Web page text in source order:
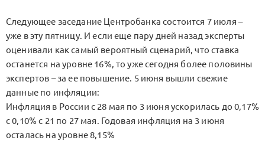
Следующее заседание Центробанка состоится 7 июля –
уже в эту пятницу. И если еще пару дней назад эксперты
оценивали как самый вероятный сценарий, что ставка
останется на уровне 16%, то уже сегодня более половины
экспертов – за ее повышение. 5 июня вышли свежие
данные по инфляции:
Инфляция в России с 28 мая по 3 июня ускорилась до 0,17%
с 0,10% с 21 по 27 мая. Годовая инфляция на 3 июня
осталась на уровне 8,15%